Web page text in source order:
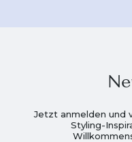
Jetzt anmelden und
Styling-